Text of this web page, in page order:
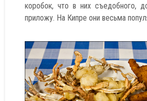
коробок, что в них съедобного,
приложу. На Кипре они весьма